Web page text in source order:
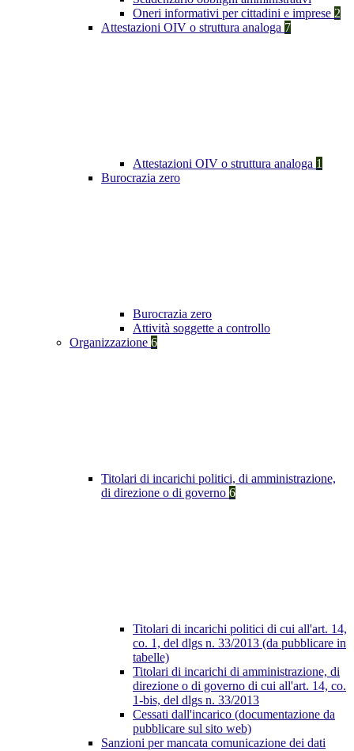
Oneri informativi per cittadini e imprese 2
Attestazioni OIV o struttura analoga 7
Attestazioni OIV o struttura analoga 1
Burocrazia zero
Burocrazia zero
Attività soggette a controllo
Organizzazione 6
Titolari di incarichi politici, di amministrazione,
di direzione o di governo 6
Titolari di incarichi politici di cui all'art. 14,
co. 1, del dlgs n. 33/2013 (da pubblicare in
tabelle)
Titolari di incarichi di amministrazione, di
direzione o di governo di cui all'art. 14, co.
1-bis, del dlgs n. 33/2013
Cessati dall'incarico (documentazione da
pubblicare sul sito web)
Sanzioni per mancata comunicazione dei dati